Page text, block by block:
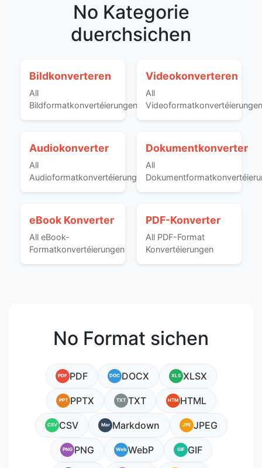
No Kategorie
duerchsichen
Bildkonverteren
All
Bildformatkonvertéierungen
Videokonverteren
All
Videoformatkonvertéierungen
Audiokonverter
All
Audioformatkonvertéierungen
Dokumentkonverter
All
eBook Konverter
All eBook-
Formatkonvertéierungen
PDF-Konverter
All PDF-Format
Konvertéierungen
No Format sichen
PDF PDF DOC DOCX XLS XLSX
PPT PPTX TXT TXT HTM HTML
CSV CSV Mar Markdown JPE JPEG
PNG PNG Web WebP GIF GIF